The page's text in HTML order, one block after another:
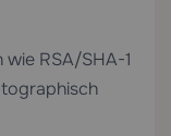
RSA/SHA-1